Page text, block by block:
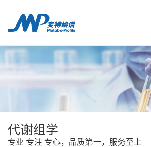
代谢组学
专业 专注 专心，品质第一，服务至上